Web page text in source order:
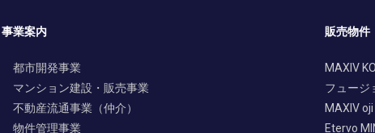
事業案内
都市開発事業
マンション建設・販売事業
不動産流通事業（仲介）
物件管理事業
販売物件
MAXIV
フュージ
MAXIV
Etervo